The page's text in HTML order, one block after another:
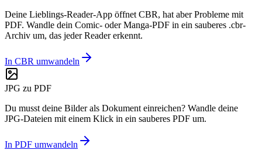
Deine Lieblings-Reader-App öffnet CBR, hat aber Probleme mit
PDF. Wandle dein Comic- oder Manga-PDF in ein sauberes .cbr-
Archiv um, das jeder Reader erkennt.
In CBR umwandeln
JPG zu PDF
Du musst deine Bilder als Dokument einreichen? Wandle deine
JPG-Dateien mit einem Klick in ein sauberes PDF um.
In PDF umwandeln